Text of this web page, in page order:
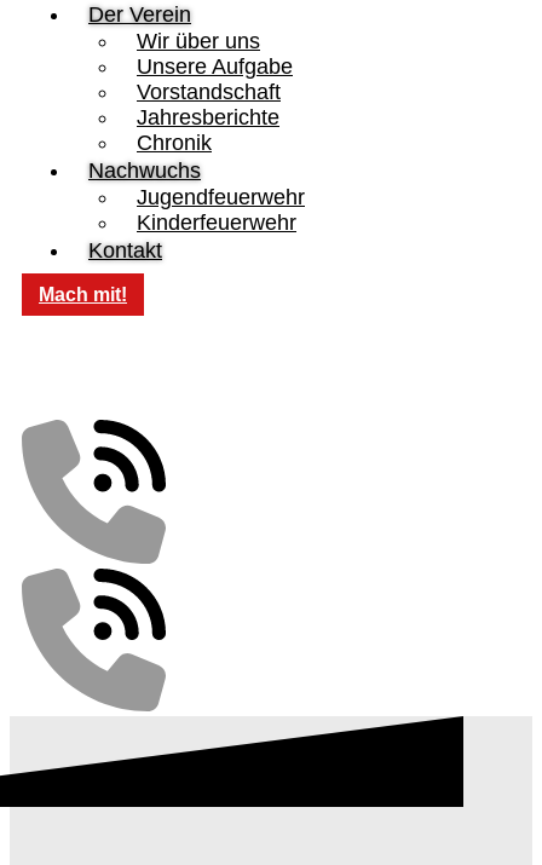
Der Verein
Wir über uns
Unsere Aufgabe
Vorstandschaft
Jahresberichte
Chronik
Nachwuchs
Jugendfeuerwehr
Kinderfeuerwehr
Kontakt
Mach mit!